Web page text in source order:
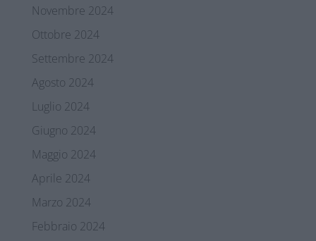
Novembre 2024
Ottobre 2024
Settembre 2024
Agosto 2024
Luglio 2024
Giugno 2024
Maggio 2024
Aprile 2024
Marzo 2024
Febbraio 2024